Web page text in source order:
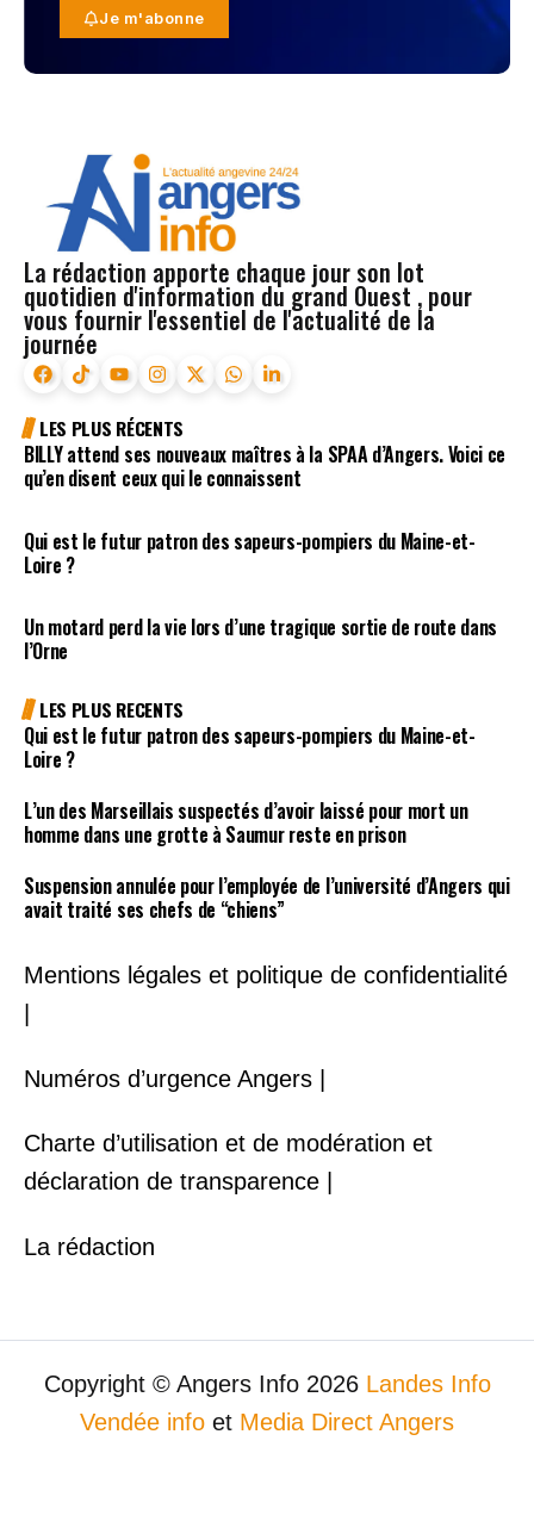
Je m'abonne
La rédaction apporte chaque jour son lot
quotidien d'information du grand Ouest , pour
vous fournir l'essentiel de l'actualité de la
journée
LES PLUS RÉCENTS
BILLY attend ses nouveaux maîtres à la SPAA d’Angers. Voici ce
qu’en disent ceux qui le connaissent
Qui est le futur patron des sapeurs-pompiers du Maine-et-
Loire ?
Un motard perd la vie lors d’une tragique sortie de route dans
l’Orne
LES PLUS RECENTS
Qui est le futur patron des sapeurs-pompiers du Maine-et-
Loire ?
L’un des Marseillais suspectés d’avoir laissé pour mort un
homme dans une grotte à Saumur reste en prison
Suspension annulée pour l’employée de l’université d’Angers qui
avait traité ses chefs de “chiens”
Mentions légales et politique de confidentialité
Numéros d’urgence Angers |
Charte d’utilisation et de modération et
déclaration de transparence |
La rédaction
Copyright © Angers Info 2026 Landes Info
Vendée info et Media Direct Angers